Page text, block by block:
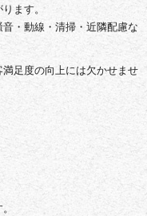
ります。
・動線・清掃・近隣配慮な
足度の向上には欠かせませ